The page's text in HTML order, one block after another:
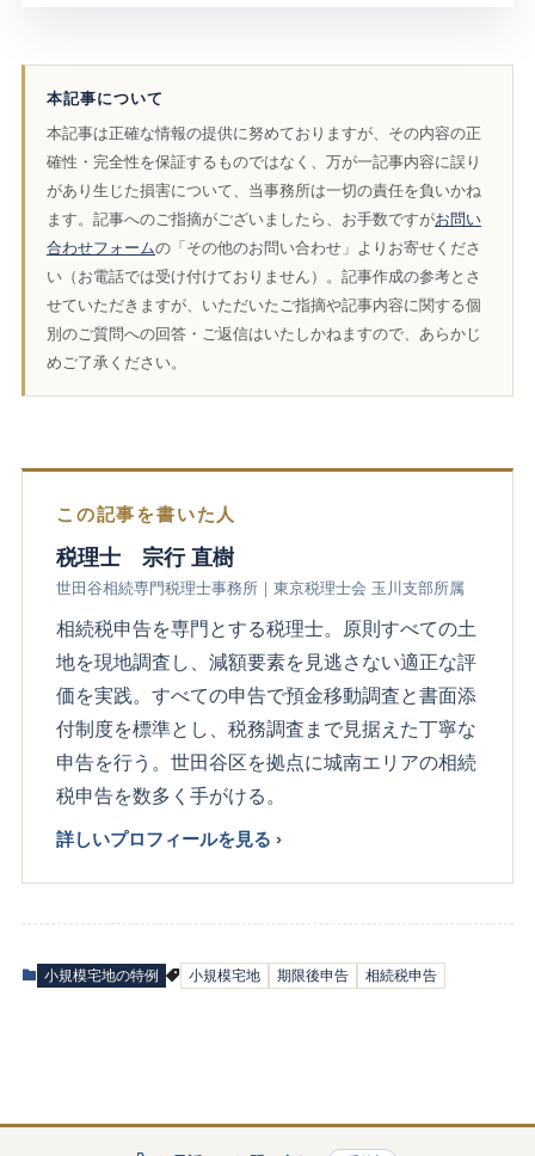
本記事について
本記事は正確な情報の提供に努めておりますが、その内容の正
確性・完全性を保証するものではなく、万が一記事内容に誤り
があり生じた損害について、当事務所は一切の責任を負いかね
ます。記事へのご指摘がございましたら、お手数ですがお問い
合わせフォームの「その他のお問い合わせ」よりお寄せくださ
い（お電話では受け付けておりません）。記事作成の参考とさ
せていただきますが、いただいたご指摘や記事内容に関する個
別のご質問への回答・ご返信はいたしかねますので、あらかじ
めご了承ください。
この記事を書いた人
税理士 宗行 直樹
世田谷相続専門税理士事務所｜東京税理士会 玉川支部所属
相続税申告を専門とする税理士。原則すべての土
地を現地調査し、減額要素を見逃さない適正な評
価を実践。すべての申告で預金移動調査と書面添
付制度を標準とし、税務調査まで見据えた丁寧な
申告を行う。世田谷区を拠点に城南エリアの相続
税申告を数多く手がける。
詳しいプロフィールを見る ›
小規模宅地の特例 小規模宅地 期限後申告 相続税申告